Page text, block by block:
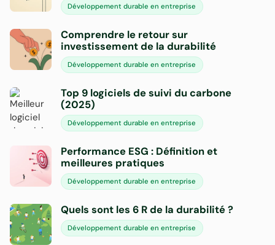
Développement durable en entreprise
Comprendre le retour sur
investissement de la durabilité
Développement durable en entreprise
Top 9 logiciels de suivi du carbone
(2025)
Développement durable en entreprise
Performance ESG : Définition et
meilleures pratiques
Développement durable en entreprise
Quels sont les 6 R de la durabilité ?
Développement durable en entreprise